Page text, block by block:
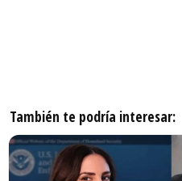
También te podría interesar: